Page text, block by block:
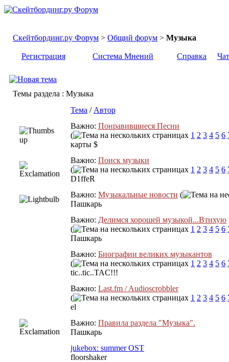
Скейтбординг.ру Форум > Общий форум > Музыка
Регистрация Система Мнений Справка Чат
Темы раздела : Музыка
Тема / Автор
Важно: Понравившиеся Песни
(
1 2 3 4 5 6
карты $
Важно: Поиск музыки
(
1 2 3 4 5 6
D1ffeR
Важно: Музыкальные новости (
Пашкарь
Важно: Делимся хорошей музыкой...Втихую
(
1 2 3 4 5 6
Пашкарь
Важно: Биографии великих музыкантов
(
1 2 3 4 5 6
tic..tic..TAC!!!
Важно: Last.fm / Audioscrobbler
(
1 2 3 4 5 6
el
Важно: Правила раздела "Музыка".
Пашкарь
jukebox: summer OST
floorshaker